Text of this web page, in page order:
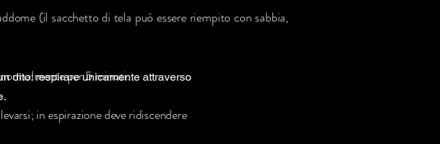
dito: respirare unicamente attraverso
(il sacchetto di tela può essere riempito con sabbia,
per 5 minuti.
in espirazione deve ridiscendere